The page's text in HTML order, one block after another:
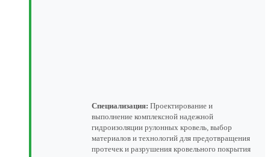
Специализация: Проектирование и
выполнение комплексной надежной
гидроизоляции рулонных кровель, выбор
материалов и технологий для предотвращения
протечек и разрушения кровельного покрытия